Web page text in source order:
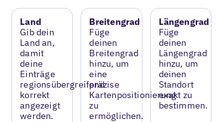
Land
Gib dein
Land an,
damit
deine
Einträge
regionsübergreifend
korrekt
angezeigt
werden.
Breitengrad
Füge
deinen
Breitengrad
hinzu, um
eine
präzise
Kartenpositionierung
zu
ermöglichen.
Längengrad
Füge
deinen
Längengrad
hinzu, um
deinen
Standort
exakt zu
bestimmen.